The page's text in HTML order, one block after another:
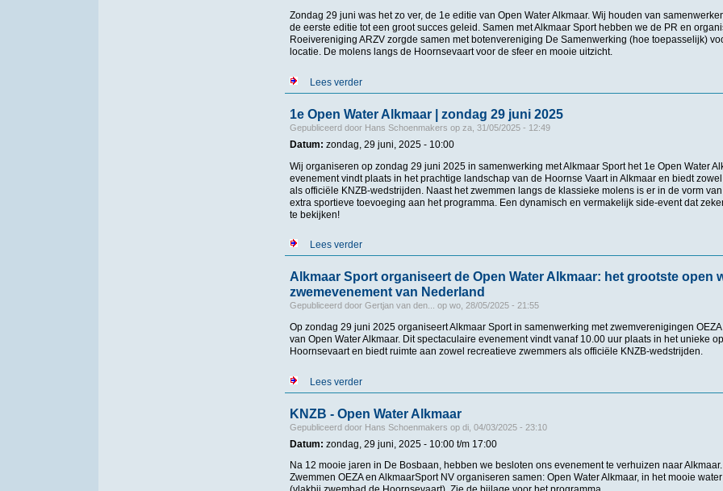
Zondag 29 juni was het zo ver, de 1e editie van Open Water Alkmaar. Wij houden van
de eerste editie tot een groot succes geleid. Samen met Alkmaar Sport hebben we de PR en
Roeivereniging ARZV zorgde samen met botenvereniging De Samenwerking (hoe toepasselijk)
locatie. De molens langs de Hoornsevaart voor de sfeer en mooie uitzicht.
Lees verderover Uitslagen 1e Open Water Alkmaar
1e Open Water Alkmaar | zondag 29 juni 2025
Gepubliceerd door Hans Schoenmakers op za, 31/05/2025 - 12:49
Datum: zondag, 29 juni, 2025 - 10:00
Wij organiseren op zondag 29 juni 2025 in samenwerking met Alkmaar Sport het 1e Open Water
evenement vindt plaats in het prachtige landschap van de Hoornse Vaart in Alkmaar en biedt
als officiële KNZB-wedstrijden. Naast het zwemmen langs de klassieke molens is er in de vorm
extra sportieve toevoeging aan het programma. Een dynamisch en vermakelijk side-event dat
te bekijken!
Lees verderover 1e Open Water Alkmaar | zondag 29 juni 2025
Alkmaar Sport organiseert de Open Water Alkmaar: het grootste open
zwemevenement van Nederland
Gepubliceerd door Gertjan van den... op wo, 28/05/2025 - 21:55
Op zondag 29 juni 2025 organiseert Alkmaar Sport in samenwerking met zwemverenigingen
van Open Water Alkmaar. Dit spectaculaire evenement vindt vanaf 10.00 uur plaats in het unieke
Hoornsevaart en biedt ruimte aan zowel recreatieve zwemmers als officiële KNZB-wedstrijden.
Lees verderover Alkmaar Sport organiseert de Open Water Alkmaar: het grootste open water
KNZB - Open Water Alkmaar
Gepubliceerd door Hans Schoenmakers op di, 04/03/2025 - 23:10
Datum: zondag, 29 juni, 2025 - 10:00t/m 17:00
Na 12 mooie jaren in De Bosbaan, hebben we besloten ons evenement te verhuizen naar
Zwemmen OEZA en AlkmaarSport NV organiseren samen: Open Water Alkmaar, in het mooie